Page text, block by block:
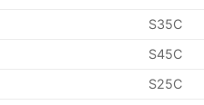
S35C
S45C
S25C